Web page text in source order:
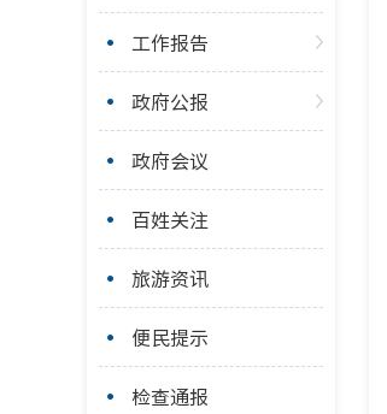
工作报告
政府公报
政府会议
百姓关注
旅游资讯
便民提示
检查通报